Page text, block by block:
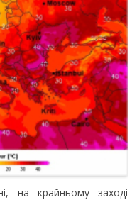
на крайньому заході